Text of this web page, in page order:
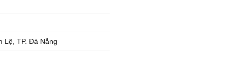
Lệ, TP. Đà Nẵng